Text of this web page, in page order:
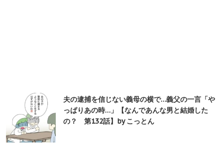
夫の逮捕を信じない義母の横で…義父の一言「や
っぱりあの時…」【なんであんな男と結婚した
の？ 第132話】by こっとん